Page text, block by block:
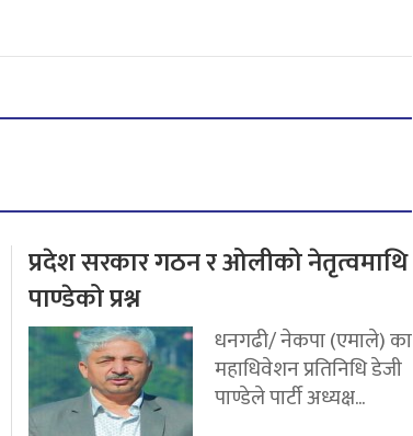
प्रदेश सरकार गठन र ओलीको नेतृत्वमाथि
पाण्डेको प्रश्न
धनगढी/ नेकपा (एमाले) का
महाधिवेशन प्रतिनिधि डेजी
पाण्डेले पार्टी अध्यक्ष...